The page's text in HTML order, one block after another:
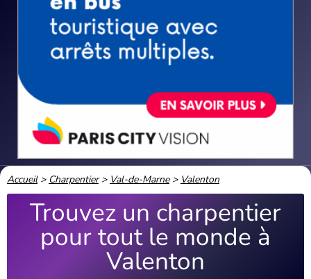
Accueil> Charpentier> Val-de-Marne> Valenton
Trouvez un charpentier
pour tout le monde à
Valenton